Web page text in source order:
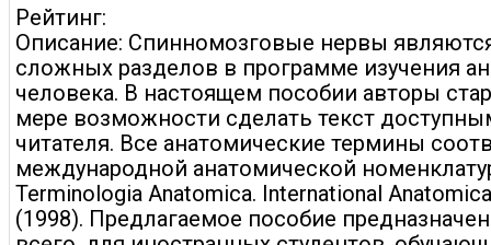
Рейтинг:
Описание: Спинномозговые нервы
сложных разделов в программе изучения
человека. В настоящем пособии авторы
мере возможности сделать текст
читателя. Все анатомические термины
международной анатомической
Terminologia Anatomica. International
(1998). Предлагаемое пособие